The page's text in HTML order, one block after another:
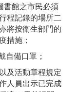
書館之市民必須
程記錄的場所二
將按衛生部門的
措施；
自備口罩；
及活動章程規定
人員出示已完成